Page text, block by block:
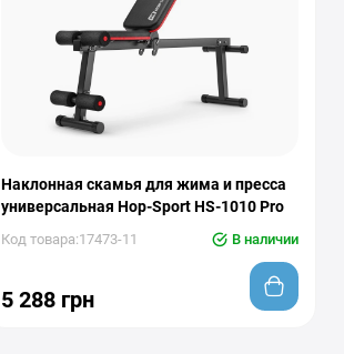
Наклонная скамья для жима и пресса
универсальная Hop-Sport HS-1010 Pro
Код товара:17473-11 В наличии
5 288 грн